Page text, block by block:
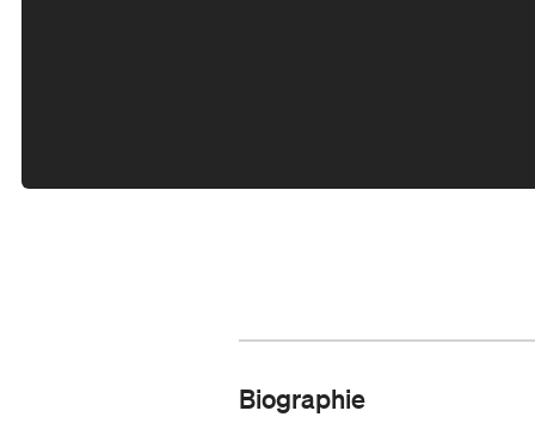
Biographie